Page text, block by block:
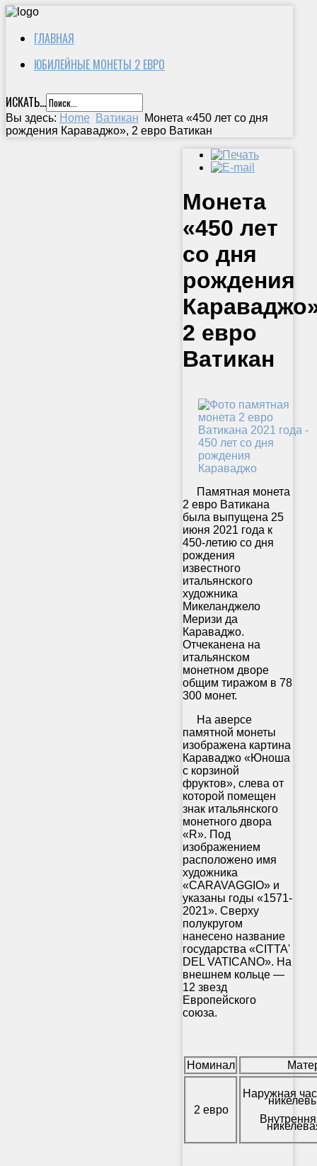
ГЛАВНАЯ
ЮБИЛЕЙНЫЕ МОНЕТЫ 2 ЕВРО
ИСКАТЬ...
Вы здесь: Home Ватикан
Монета «450 лет со дня
рождения Караваджо», 2 евро Ватикан
Монета
«450 лет
со дня
рождения
2 евро
Ватикан
Памятная монета
2 евро Ватикана
была выпущена 25
июня 2021 года к
450-летию со дня
рождения
известного
итальянского
художника
Микеланджело
Меризи да
Караваджо.
Отчеканена на
итальянском
монетном дворе
общим тиражом в 78
300 монет.
На аверсе
памятной монеты
изображена картина
Караваджо «Юноша
с корзиной
фруктов», слева от
которой помещен
знак итальянского
монетного двора
«R». Под
изображением
расположено имя
художника
«CARAVAGGIO» и
указаны годы «1571-
2021». Сверху
полукругом
нанесено название
государства «CITTA'
DEL VATICANO». На
внешнем кольце —
12 звезд
Европейского
союза.
Номинал
2 евро
Наружная